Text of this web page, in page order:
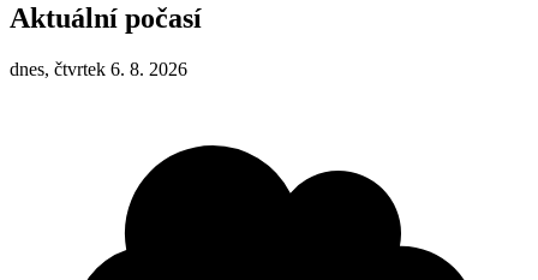
Aktuální počasí
dnes, čtvrtek 6. 8. 2026